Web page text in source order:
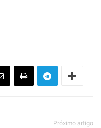
Próximo artigo